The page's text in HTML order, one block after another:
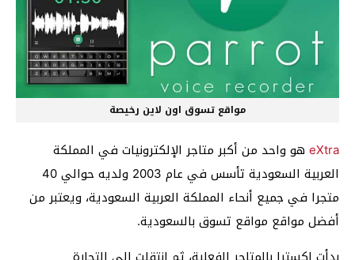
مواقع تسوق اون لاين رخيصة
eXtra هو واحد من أكبر متاجر الإلكترونيات في المملكة
العربية السعودية تأسس في عام 2003 ولديه حوالي 40
متجرا في جميع أنحاء المملكة العربية السعودية، ويعتبر من
أفضل مواقع مواقع تسوق بالسعودية.